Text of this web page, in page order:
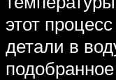
этот
детали в